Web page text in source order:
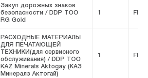
Закуп дорожных знаков
безопасности / DDP ТОО
RG Gold
1 FIVE
РАСХОДНЫЕ МАТЕРИАЛЫ
ДЛЯ ПЕЧАТАЮЩЕЙ
ТЕХНИКИ(для сервисного
обслуживания) / DDP ТОО
KAZ Minerals Aktogay (КАЗ
Минералз Актогай)
1 FIVE